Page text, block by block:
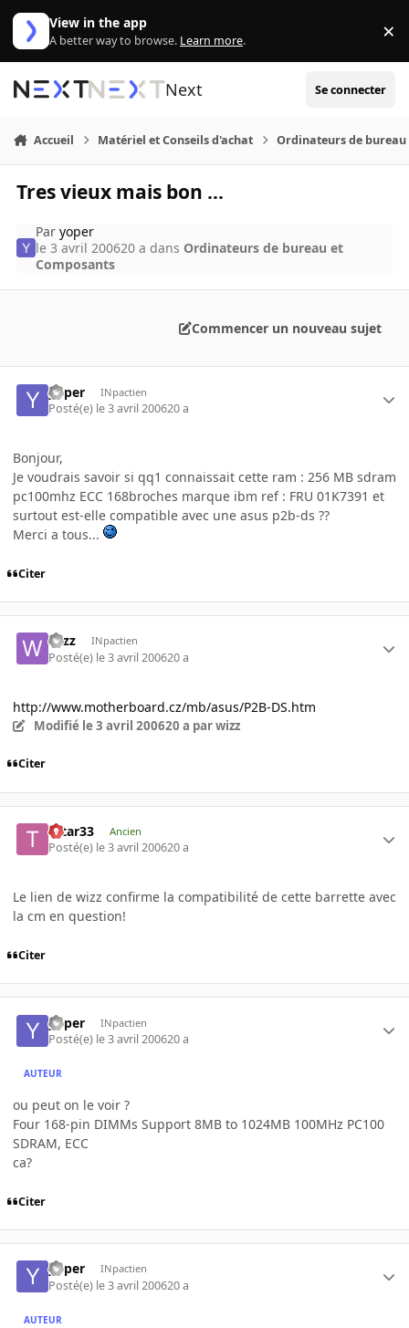
Aller au contenu
View in the app
A better way to browse. Learn more. ×
Next Se connecter
Accueil Matériel et Conseils d'achat Ordinateurs de bureau
Tres vieux mais bon ...
Paryoper
le 3 avril 200620 a dans Ordinateurs de bureau et
Composants
Commencer un nouveau sujet
yoper INpactien
Posté(e) le 3 avril 200620 a
Bonjour,
Je voudrais savoir si qq1 connaissait cette ram : 256 MB sdram
pc100mhz ECC 168broches marque ibm ref : FRU 01K7391 et
surtout est-elle compatible avec une asus p2b-ds ??
Merci a tous...
Citer
wizz INpactien
Posté(e) le 3 avril 200620 a
http://www.motherboard.cz/mb/asus/P2B-DS.htm
Modifié le 3 avril 200620 a par wizz
Citer
tatar33 Ancien
Posté(e) le 3 avril 200620 a
Le lien de wizz confirme la compatibilité de cette barrette avec
la cm en question!
Citer
yoper INpactien
Posté(e) le 3 avril 200620 a
AUTEUR
ou peut on le voir ?
Four 168-pin DIMMs Support 8MB to 1024MB 100MHz PC100
SDRAM, ECC
ca?
Citer
yoper INpactien
Posté(e) le 3 avril 200620 a
AUTEUR